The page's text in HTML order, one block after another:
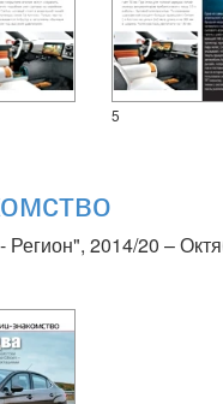
5
Регион", 2014/20 –